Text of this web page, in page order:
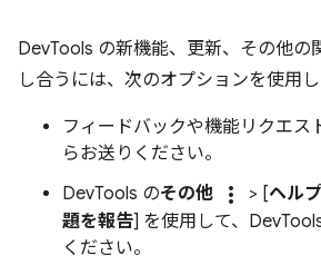
DevTools の新機能、更新、その他の
し合うには、次のオプションを使用し
フィードバックや機能リクエス
らお送りください。
DevTools のその他 more_vert > [ヘルプ
題を報告] を使用して、
ください。